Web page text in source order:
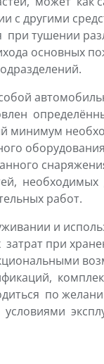
с другими
при тушении
основных
минимум
необходимых
работ.
и
при
по
условиями